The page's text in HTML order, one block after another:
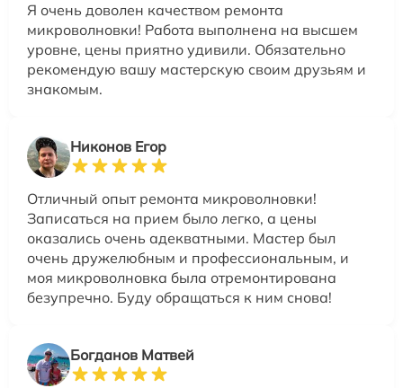
Я очень доволен качеством ремонта
микроволновки! Работа выполнена на высшем
уровне, цены приятно удивили. Обязательно
рекомендую вашу мастерскую своим друзьям и
знакомым.
Никонов Егор
Отличный опыт ремонта микроволновки!
Записаться на прием было легко, а цены
оказались очень адекватными. Мастер был
очень дружелюбным и профессиональным, и
моя микроволновка была отремонтирована
безупречно. Буду обращаться к ним снова!
Богданов Матвей